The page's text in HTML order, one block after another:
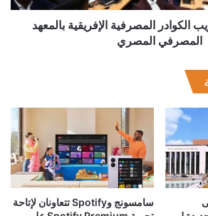
الكوادر المصرفية الإفريقية بالمعهد
المصرفي المصري
سامسونج وSpotify تتعاونان لإتاحة